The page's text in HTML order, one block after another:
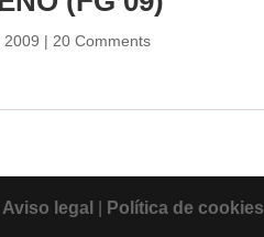
2009 | 20 Comments
Aviso legal Política de cookies